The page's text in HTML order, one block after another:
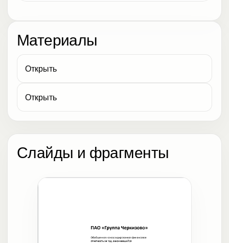
Материалы
Открыть
Открыть
Слайды и фрагменты